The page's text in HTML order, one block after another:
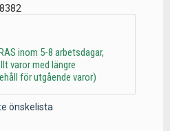
inom 5-8 arbetsdagar,
varor med längre
för utgående varor)
önskelista